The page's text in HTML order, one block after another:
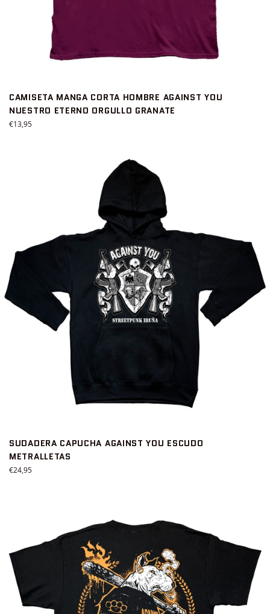
CAMISETA MANGA CORTA HOMBRE AGAINST YOU
NUESTRO ETERNO ORGULLO GRANATE
Precio
€13,95
SUDADERA CAPUCHA AGAINST YOU ESCUDO
METRALLETAS
Precio
€24,95